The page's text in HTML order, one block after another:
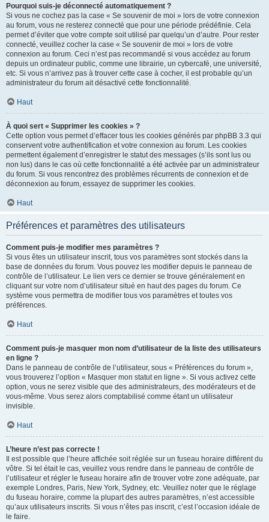
Pourquoi suis-je déconnecté automatiquement ?
Si vous ne cochez pas la case « Se souvenir de moi » lors de votre connexion
au forum, vous ne resterez connecté que pour une période prédéfinie. Cela
permet d’éviter que votre compte soit utilisé par quelqu’un d’autre. Pour rester
connecté, veuillez cocher la case « Se souvenir de moi » lors de votre
connexion au forum. Ceci n’est pas recommandé si vous accédez au forum
depuis un ordinateur public, comme une librairie, un cybercafé, une université,
etc. Si vous n’arrivez pas à trouver cette case à cocher, il est probable qu’un
administrateur du forum ait désactivé cette fonctionnalité.
Haut
À quoi sert « Supprimer les cookies » ?
Cette option vous permet d’effacer tous les cookies générés par phpBB 3.3 qui
conservent votre authentification et votre connexion au forum. Les cookies
permettent également d’enregistrer le statut des messages (s’ils sont lus ou
non lus) dans le cas où cette fonctionnalité a été activée par un administrateur
du forum. Si vous rencontrez des problèmes récurrents de connexion et de
déconnexion au forum, essayez de supprimer les cookies.
Haut
Préférences et paramètres des utilisateurs
Comment puis-je modifier mes paramètres ?
Si vous êtes un utilisateur inscrit, tous vos paramètres sont stockés dans la
base de données du forum. Vous pouvez les modifier depuis le panneau de
contrôle de l’utilisateur. Le lien vers ce dernier se trouve généralement en
cliquant sur votre nom d’utilisateur situé en haut des pages du forum. Ce
système vous permettra de modifier tous vos paramètres et toutes vos
préférences.
Haut
Comment puis-je masquer mon nom d’utilisateur de la liste des utilisateurs
en ligne ?
Dans le panneau de contrôle de l’utilisateur, sous « Préférences du forum »,
vous trouverez l’option « Masquer mon statut en ligne ». Si vous activez cette
option, vous ne serez visible que des administrateurs, des modérateurs et de
vous-même. Vous serez alors comptabilisé comme étant un utilisateur
invisible.
Haut
L’heure n’est pas correcte !
Il est possible que l’heure affichée soit réglée sur un fuseau horaire différent du
vôtre. Si tel était le cas, veuillez vous rendre dans le panneau de contrôle de
l’utilisateur et régler le fuseau horaire afin de trouver votre zone adéquate, par
exemple Londres, Paris, New York, Sydney, etc. Veuillez noter que le réglage
du fuseau horaire, comme la plupart des autres paramètres, n’est accessible
qu’aux utilisateurs inscrits. Si vous n’êtes pas inscrit, c’est l’occasion idéale de
le faire.